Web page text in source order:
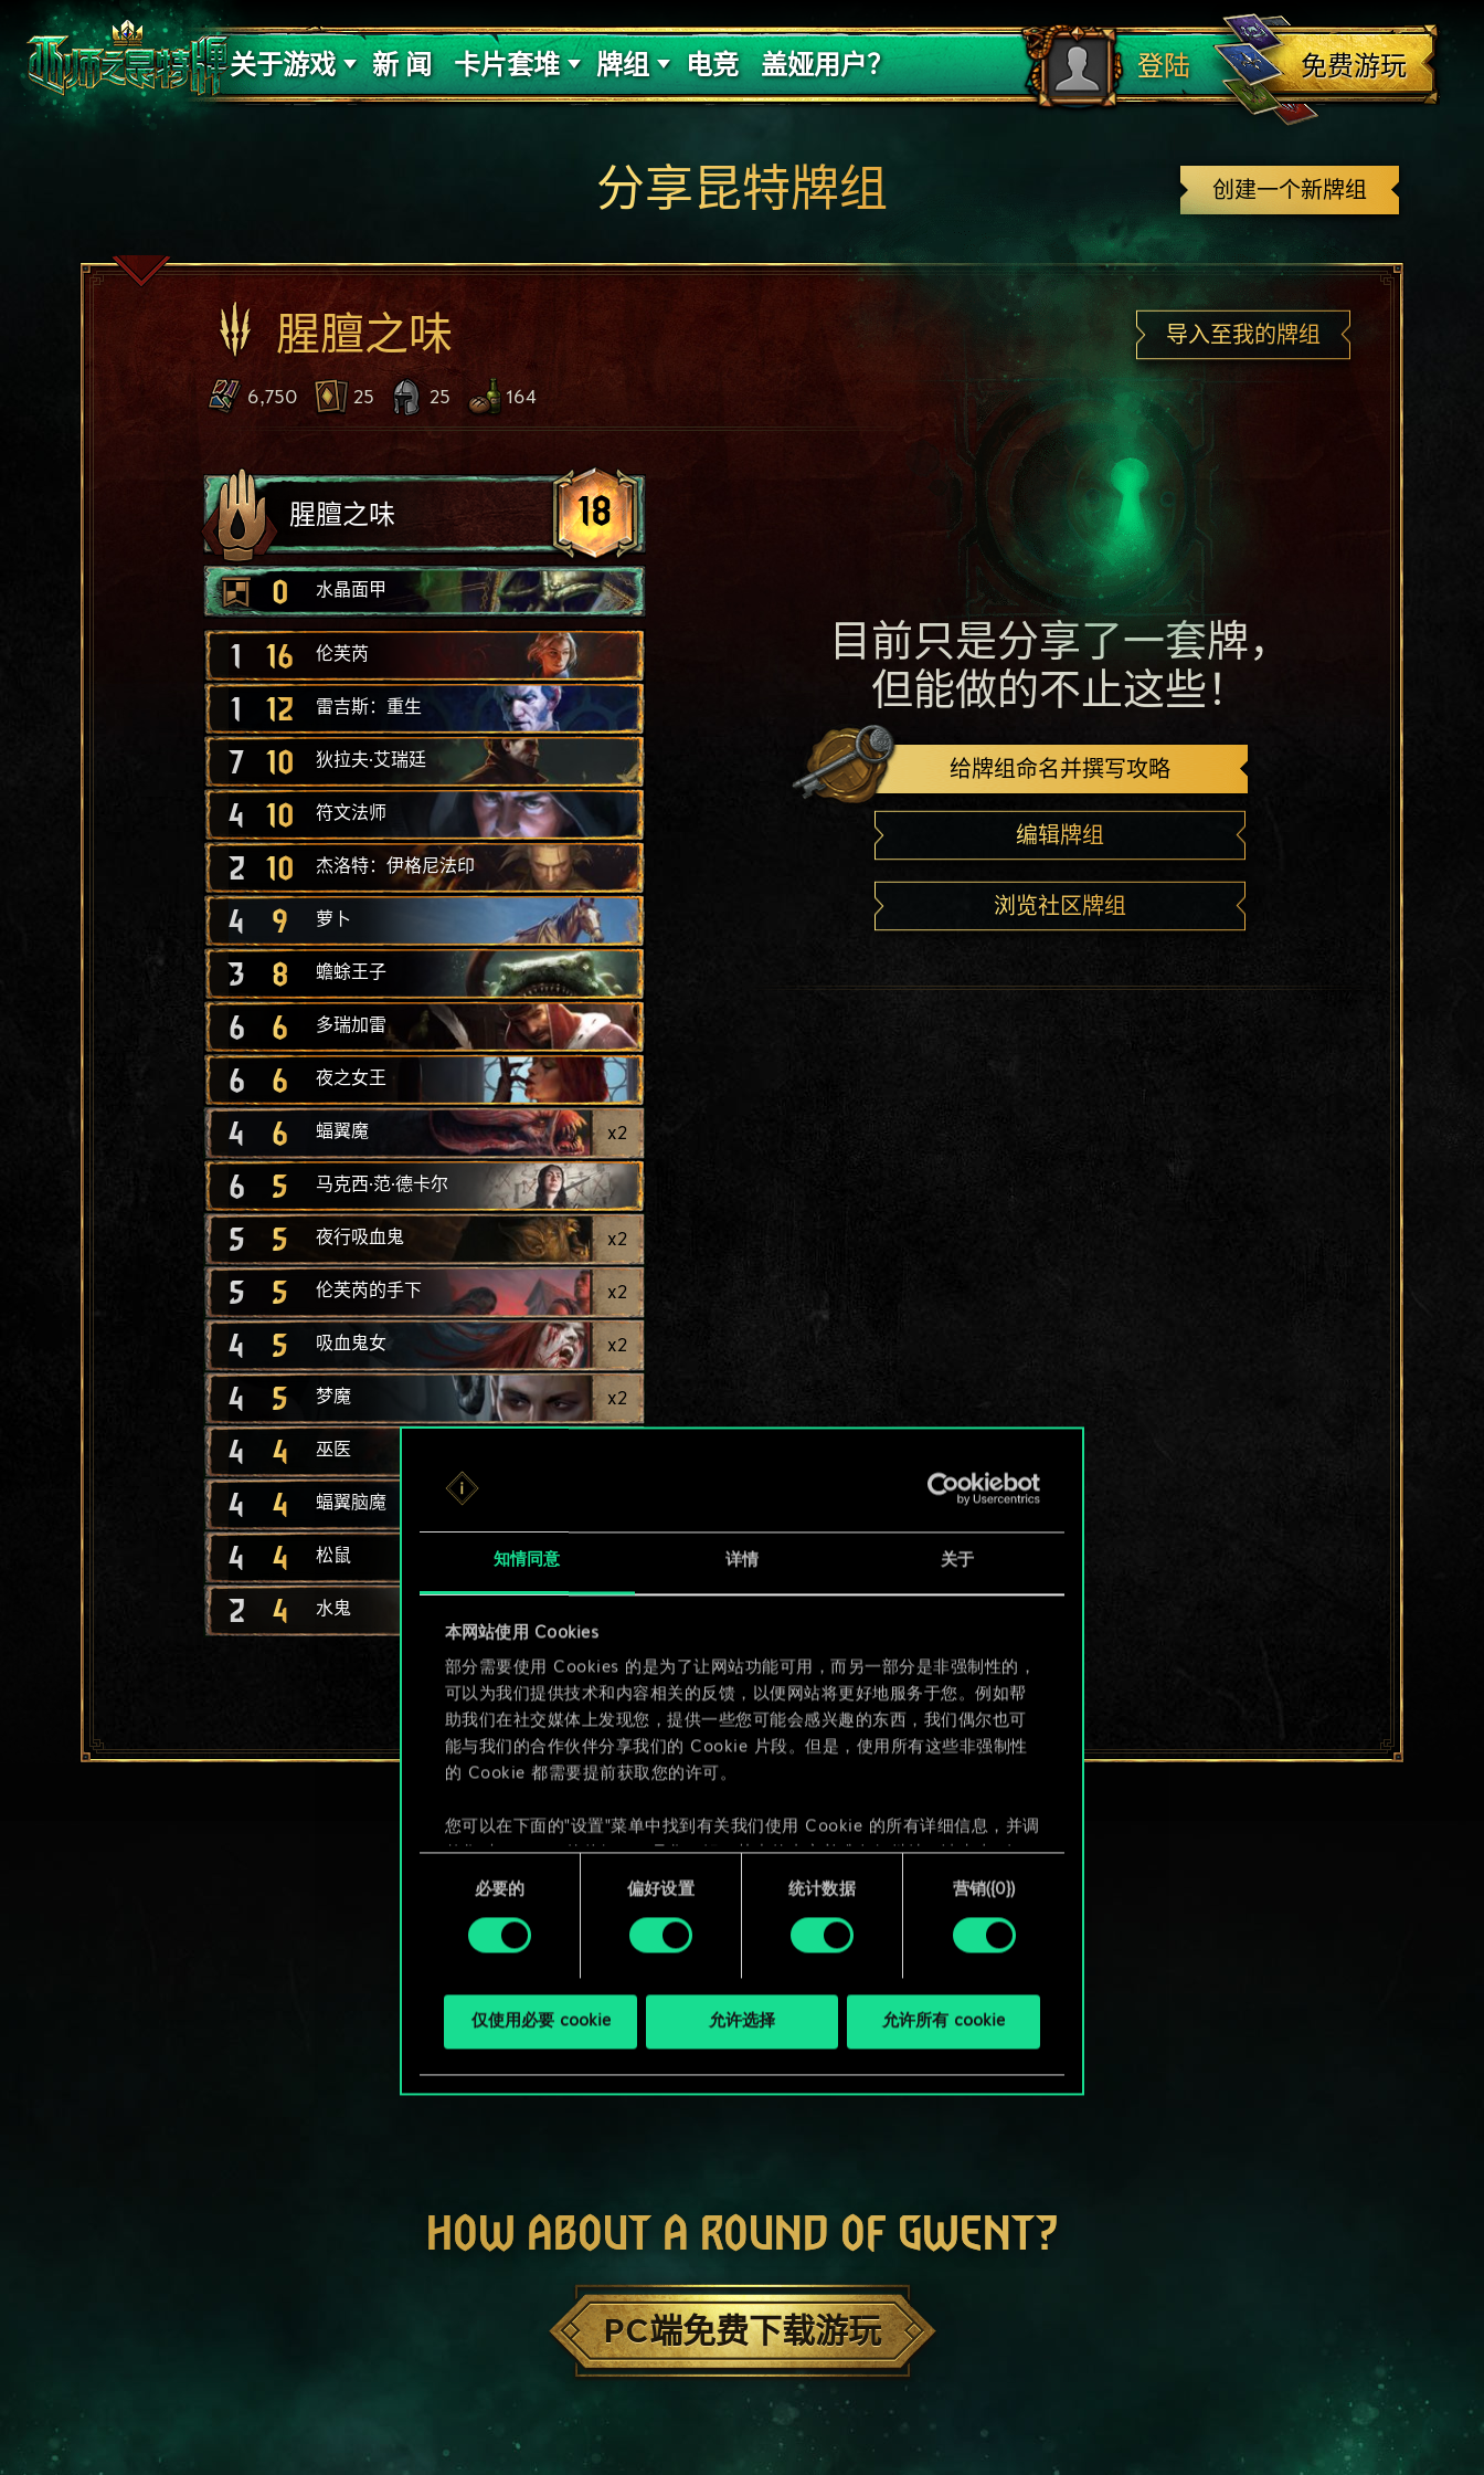
知情同意 详情 关于
本网站使用 Cookies
部分需要使用 Cookies 的是为了让网站功能可用，而另一部分是非强制性的，
可以为我们提供技术和内容相关的反馈，以便网站将更好地服务于您。例如帮
助我们在社交媒体上发现您，提供一些您可能会感兴趣的东西，我们偶尔也可
能与我们的合作伙伴分享我们的 Cookie 片段。但是，使用所有这些非强制性
的 Cookie 都需要提前获取您的许可。
您可以在下面的"设置"菜单中找到有关我们使用 Cookie 的所有详细信息，并调
整您对 Cookie 的偏好。一旦您了解了其中的内容并准备好继续，请点击"确
定"。
必要的 偏好设置 统计数据 营销({0})
仅使用必要 cookie 允许选择 允许所有 cookie
关于游戏
支持
新 闻 卡片套堆
力量的代价
牌组
牌组攻略
电竞 盖娅用户？ 登陆
登出
免费游玩
创建一个新牌组
分享昆特牌组
腥膻之味 导入至我的牌组
6,750 25 25 164
腥膻之味 18
0 水晶面甲
1 16 伦芙芮
1 12 雷吉斯：重生
7 10 狄拉夫·艾瑞廷
4 10 符文法师
2 10 杰洛特：伊格尼法印
4 9 萝卜
3 8 蟾蜍王子
6 6 多瑞加雷
6 6 夜之女王
4 6 蝠翼魔 x2
6 5 马克西·范·德卡尔
5 5 夜行吸血鬼 x2
5 5 伦芙芮的手下 x2
4 5 吸血鬼女 x2
4 5 梦魔 x2
4 4 巫医
4 4 蝠翼脑魔
4 4 松鼠
2 4 水鬼
目前只是分享了一套牌，
但能做的不止这些！
给牌组命名并撰写攻略
编辑牌组
浏览社区牌组
HOW ABOUT A ROUND OF GWENT?
PC端免费下载游玩